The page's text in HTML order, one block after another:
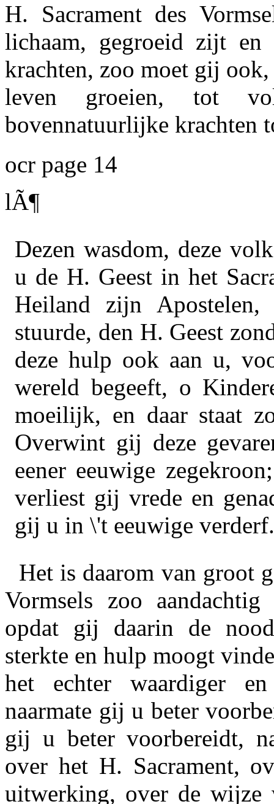
H. Sacrament des
lichaam, gegroeid zijt en
krachten, zoo moet gij
leven groeien, tot
bovennatuurlijke krachten
ocr page 14
lÃ¶
Dezen wasdom, deze
u de H. Geest in het
Heiland zijn
stuurde, den H. Geest
deze hulp ook aan u,
wereld begeeft, o
moeilijk, en daar staat
Overwint gij deze
eener eeuwige
verliest gij vrede en
gij u in \'t eeuwige verderf.
Het is daarom van groot
Vormsels zoo
opdat gij daarin de
sterkte en hulp moogt
het echter waardiger
naarmate gij u beter
gij u beter voorbereidt,
over het H. Sacrament,
uitwerking, over de wijze